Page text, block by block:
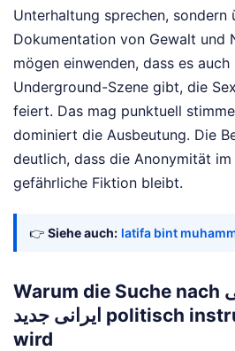
Unterhaltung sprechen, sondern
Dokumentation von Gewalt und
mögen einwenden, dass es auch
Underground-Szene gibt, die
feiert. Das mag punktuell
dominiert die Ausbeutung. Die
deutlich, dass die Anonymität
gefährliche Fiktion bleibt.
👉 Siehe auch: latifa bint
Warum die Suche nach فیلم های سکسی
ایرانی جدید politisch instrumentalisiert
wird